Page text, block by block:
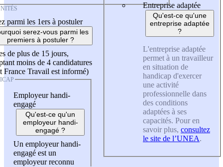
parmi les 1ers à postuler
serez-vous parmi les
premiers à postuler ?
de plus de 15 jours,
moins de 4 candidatures
France Travail est informé)
Employeur handi-
engagé
Qu'est-ce qu'un
employeur handi-
engagé ?
Un employeur handi-
engagé est un
employeur reconnu
Entreprise adaptée
Qu'est-ce qu'une
entreprise adaptée
?
L'entreprise adaptée
permet à un travailleur
en situation de
handicap d'exercer
une activité
professionnelle dans
des conditions
adaptées à ses
capacités. Pour en
savoir plus, consultez
le site de l’UNEA.